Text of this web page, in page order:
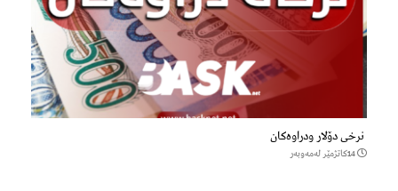
نرخی دۆلار ودراوەکان
14كاتژمێر لەمەوبەر